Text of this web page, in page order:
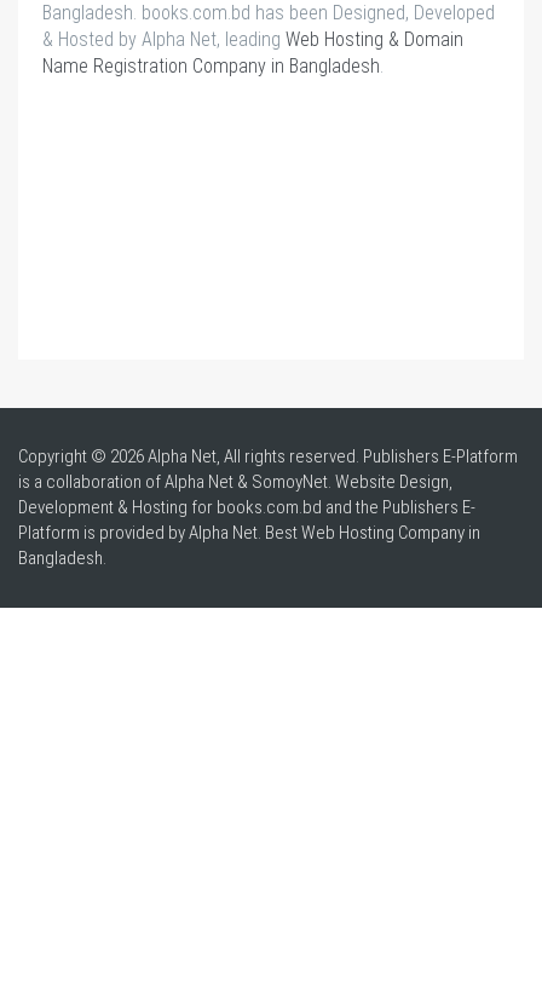
Bangladesh. books.com.bd has been Designed, Developed
& Hosted by Alpha Net, leading Web Hosting & Domain
Name Registration Company in Bangladesh.
Copyright © 2026 Alpha Net, All rights reserved. Publishers E-Platform
is a collaboration of Alpha Net & SomoyNet. Website Design,
Development & Hosting for books.com.bd and the Publishers E-
Platform is provided by Alpha Net. BestWeb Hosting Company in
Bangladesh.